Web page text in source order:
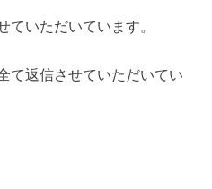
ていただいています。
て返信させていただいてい